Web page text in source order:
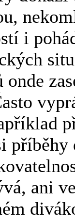
i
ani